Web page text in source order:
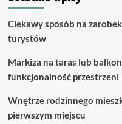
działania
Ciekawy sposób na
turystów
Markiza na taras lub
funkcjonalność przestrzeni
Wnętrze rodzinnego
pierwszym miejscu